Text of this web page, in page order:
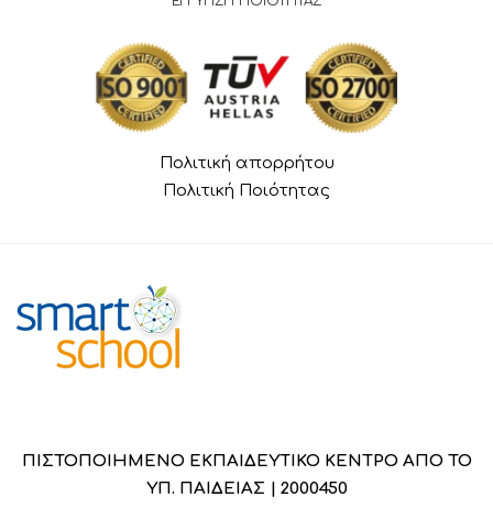
Πολιτική απορρήτου
Πολιτική Ποιότητας
ΠΙΣΤΟΠΟΙΗΜΕΝΟ ΕΚΠΑΙΔΕΥΤΙΚΟ ΚΕΝΤΡΟ ΑΠΟ ΤΟ
ΥΠ. ΠΑΙΔΕΙΑΣ | 2000450